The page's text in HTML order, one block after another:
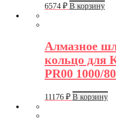
6574 ₽ В корзину
Алмазное
кольцо для
PR00 1000/
11176 ₽ В корзину